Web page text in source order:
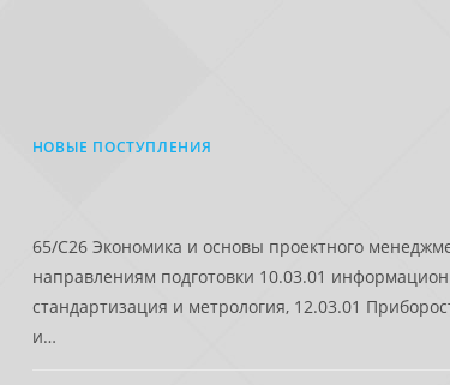
НОВЫЕ ПОСТУПЛЕНИЯ
65/С26 Экономика и основы проектного
направлениям подготовки 10.03.01
стандартизация и метрология, 12.03.01
и…